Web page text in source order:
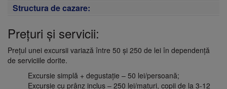
Structura de cazare:
Prețuri și servicii:
Prețul unei excursii variază între 50 și 250 de lei în dependență
de serviciile dorite.
Excursie simplă + degustație – 50 lei/persoană;
Excursie cu prânz inclus – 250 lei/maturi, copii de la 3-12